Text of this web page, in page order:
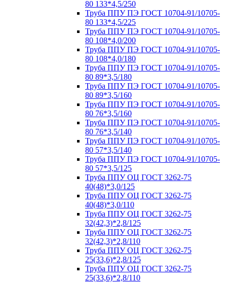
80 133*4,5/250
Труба ППУ ПЭ ГОСТ 10704-91/10705-
80 133*4,5/225
Труба ППУ ПЭ ГОСТ 10704-91/10705-
80 108*4,0/200
Труба ППУ ПЭ ГОСТ 10704-91/10705-
80 108*4,0/180
Труба ППУ ПЭ ГОСТ 10704-91/10705-
80 89*3,5/180
Труба ППУ ПЭ ГОСТ 10704-91/10705-
80 89*3,5/160
Труба ППУ ПЭ ГОСТ 10704-91/10705-
80 76*3,5/160
Труба ППУ ПЭ ГОСТ 10704-91/10705-
80 76*3,5/140
Труба ППУ ПЭ ГОСТ 10704-91/10705-
80 57*3,5/140
Труба ППУ ПЭ ГОСТ 10704-91/10705-
80 57*3,5/125
Труба ППУ ОЦ ГОСТ 3262-75
40(48)*3,0/125
Труба ППУ ОЦ ГОСТ 3262-75
40(48)*3,0/110
Труба ППУ ОЦ ГОСТ 3262-75
32(42,3)*2,8/125
Труба ППУ ОЦ ГОСТ 3262-75
32(42,3)*2,8/110
Труба ППУ ОЦ ГОСТ 3262-75
25(33,6)*2,8/125
Труба ППУ ОЦ ГОСТ 3262-75
25(33,6)*2,8/110